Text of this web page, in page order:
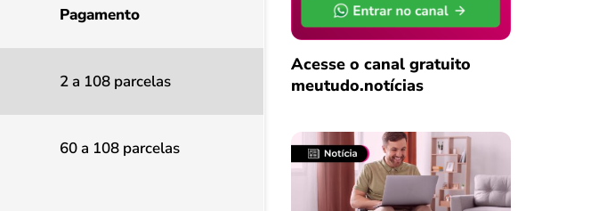
Pagamento
2 a 108 parcelas
60 a 108 parcelas
Acesse o canal gratuito
meutudo.notícias